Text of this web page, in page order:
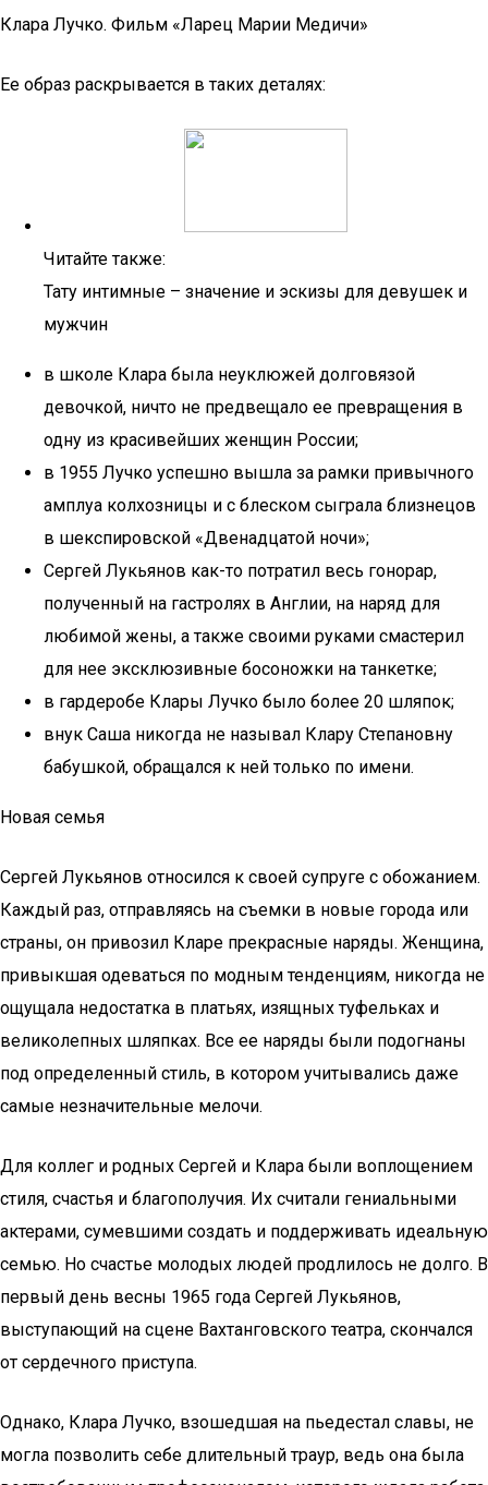
Клара Лучко. Фильм «Ларец Марии Медичи»
Ее образ раскрывается в таких деталях:
Читайте также:
Тату интимные – значение и эскизы для девушек и
мужчин
в школе Клара была неуклюжей долговязой
девочкой, ничто не предвещало ее превращения в
одну из красивейших женщин России;
в 1955 Лучко успешно вышла за рамки привычного
амплуа колхозницы и с блеском сыграла близнецов
в шекспировской «Двенадцатой ночи»;
Сергей Лукьянов как-то потратил весь гонорар,
полученный на гастролях в Англии, на наряд для
любимой жены, а также своими руками смастерил
для нее эксклюзивные босоножки на танкетке;
в гардеробе Клары Лучко было более 20 шляпок;
внук Саша никогда не называл Клару Степановну
бабушкой, обращался к ней только по имени.
Новая семья
Сергей Лукьянов относился к своей супруге с обожанием.
Каждый раз, отправляясь на съемки в новые города или
страны, он привозил Кларе прекрасные наряды. Женщина,
привыкшая одеваться по модным тенденциям, никогда не
ощущала недостатка в платьях, изящных туфельках и
великолепных шляпках. Все ее наряды были подогнаны
под определенный стиль, в котором учитывались даже
самые незначительные мелочи.
Для коллег и родных Сергей и Клара были воплощением
стиля, счастья и благополучия. Их считали гениальными
актерами, сумевшими создать и поддерживать идеальную
семью. Но счастье молодых людей продлилось не долго. В
первый день весны 1965 года Сергей Лукьянов,
выступающий на сцене Вахтанговского театра, скончался
от сердечного приступа.
Однако, Клара Лучко, взошедшая на пьедестал славы, не
могла позволить себе длительный траур, ведь она была